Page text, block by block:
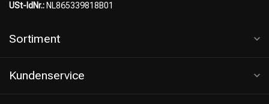
USt-IdNr.: NL865339818B01
Sortiment
Kundenservice